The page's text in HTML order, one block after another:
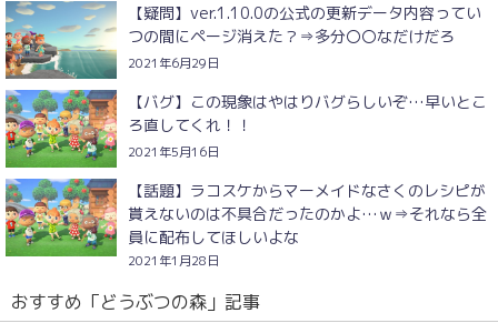
【疑問】ver.1.10.0の公式の更新データ内容ってい
つの間にページ消えた？⇒多分〇〇なだけだろ
2021年6月29日
【バグ】この現象はやはりバグらしいぞ…早いとこ
ろ直してくれ！！
2021年5月16日
【話題】ラコスケからマーメイドなさくのレシピが
貰えないのは不具合だったのかよ…ｗ⇒それなら全
員に配布してほしいよな
2021年1月28日
おすすめ「どうぶつの森」記事